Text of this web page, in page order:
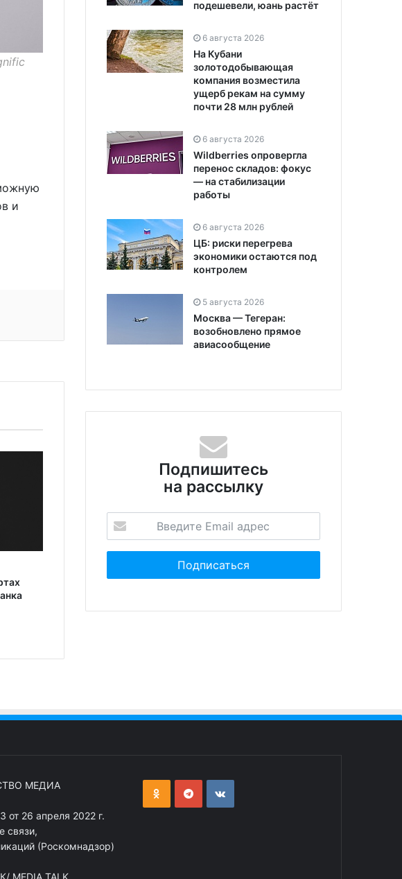
и
подешевели, юань растёт
6 августа 2026
На Кубани
золотодобывающая
компания возместила
ущерб рекам на сумму
почти 28 млн рублей
6 августа 2026
Wildberries опровергла
перенос складов: фокус
— на стабилизации
работы
6 августа 2026
ЦБ: риски перегрева
экономики остаются под
контролем
5 августа 2026
Москва — Тегеран:
возобновлено прямое
авиасообщение
Подпишитесь
на рассылку
МЕДИА
26 апреля 2022 г.
связи,
(Роскомнадзор)
MEDIA TALK